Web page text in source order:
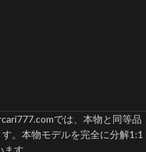
では、本物と同等品
。本物モデルを完全に分解1:1
す。